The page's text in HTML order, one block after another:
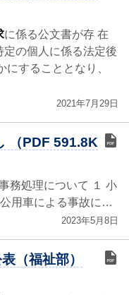
に係る公文書が存 在
定の個人に係る法定後
することとなり、
2021年7月29日
（PDF 591.8K
務処理について １ 小
用車による事故に…
2023年5月8日
（福祉部）